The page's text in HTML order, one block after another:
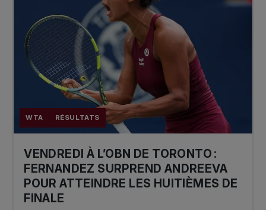
WTA RÉSULTATS
VENDREDI À L’OBN DE TORONTO :
FERNANDEZ SURPREND ANDREEVA
POUR ATTEINDRE LES HUITIÈMES DE
FINALE